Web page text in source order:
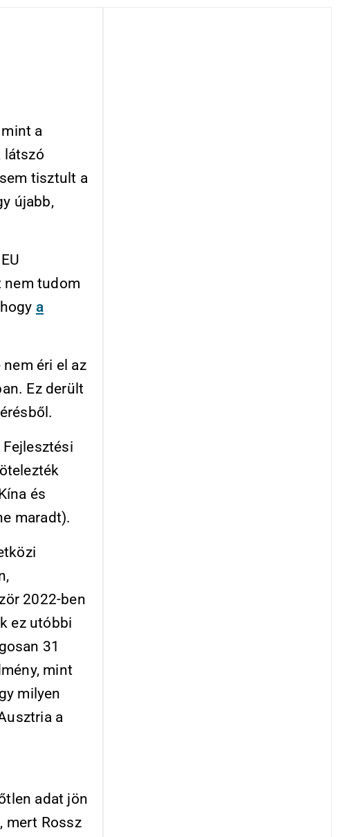
a
látszó
tisztult a
újabb,
nem tudom
a
éri el az
Ez derült
Fejlesztési
és
maradt).
2022-ben
ez utóbbi
31
mint
milyen
a
adat jön
mert Rossz